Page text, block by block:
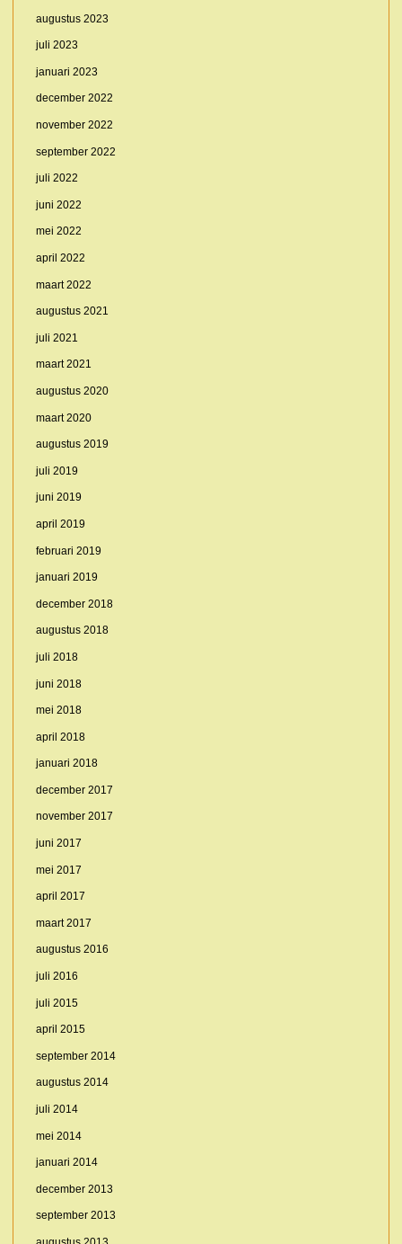
augustus 2023
juli 2023
januari 2023
december 2022
november 2022
september 2022
juli 2022
juni 2022
mei 2022
april 2022
maart 2022
augustus 2021
juli 2021
maart 2021
augustus 2020
maart 2020
augustus 2019
juli 2019
juni 2019
april 2019
februari 2019
januari 2019
december 2018
augustus 2018
juli 2018
juni 2018
mei 2018
april 2018
januari 2018
december 2017
november 2017
juni 2017
mei 2017
april 2017
maart 2017
augustus 2016
juli 2016
juli 2015
april 2015
september 2014
augustus 2014
juli 2014
mei 2014
januari 2014
december 2013
september 2013